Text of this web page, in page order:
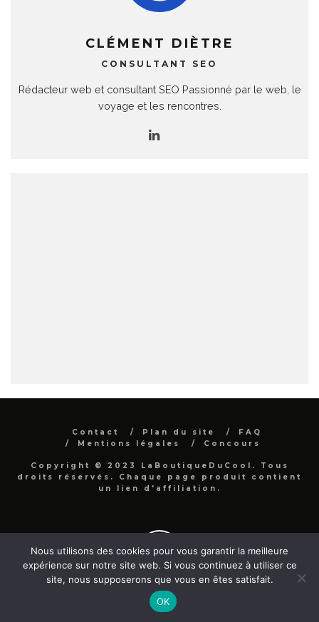
CLÉMENT DIÈTRE
CONSULTANT SEO
Rédacteur web et consultant SEO Passionné par le web, le
voyage et les rencontres.
Contact Plan du site
FAQ
Mentions légales
Concours
Copyright © 2023 LaBoutiqueDuCool. Tous
droits réservés. Chaque page produit contient
un lien d'affiliation.
Nous utilisons des cookies pour vous garantir la meilleure
expérience sur notre site web. Si vous continuez à utiliser ce
site, nous supposerons que vous en êtes satisfait.
OK